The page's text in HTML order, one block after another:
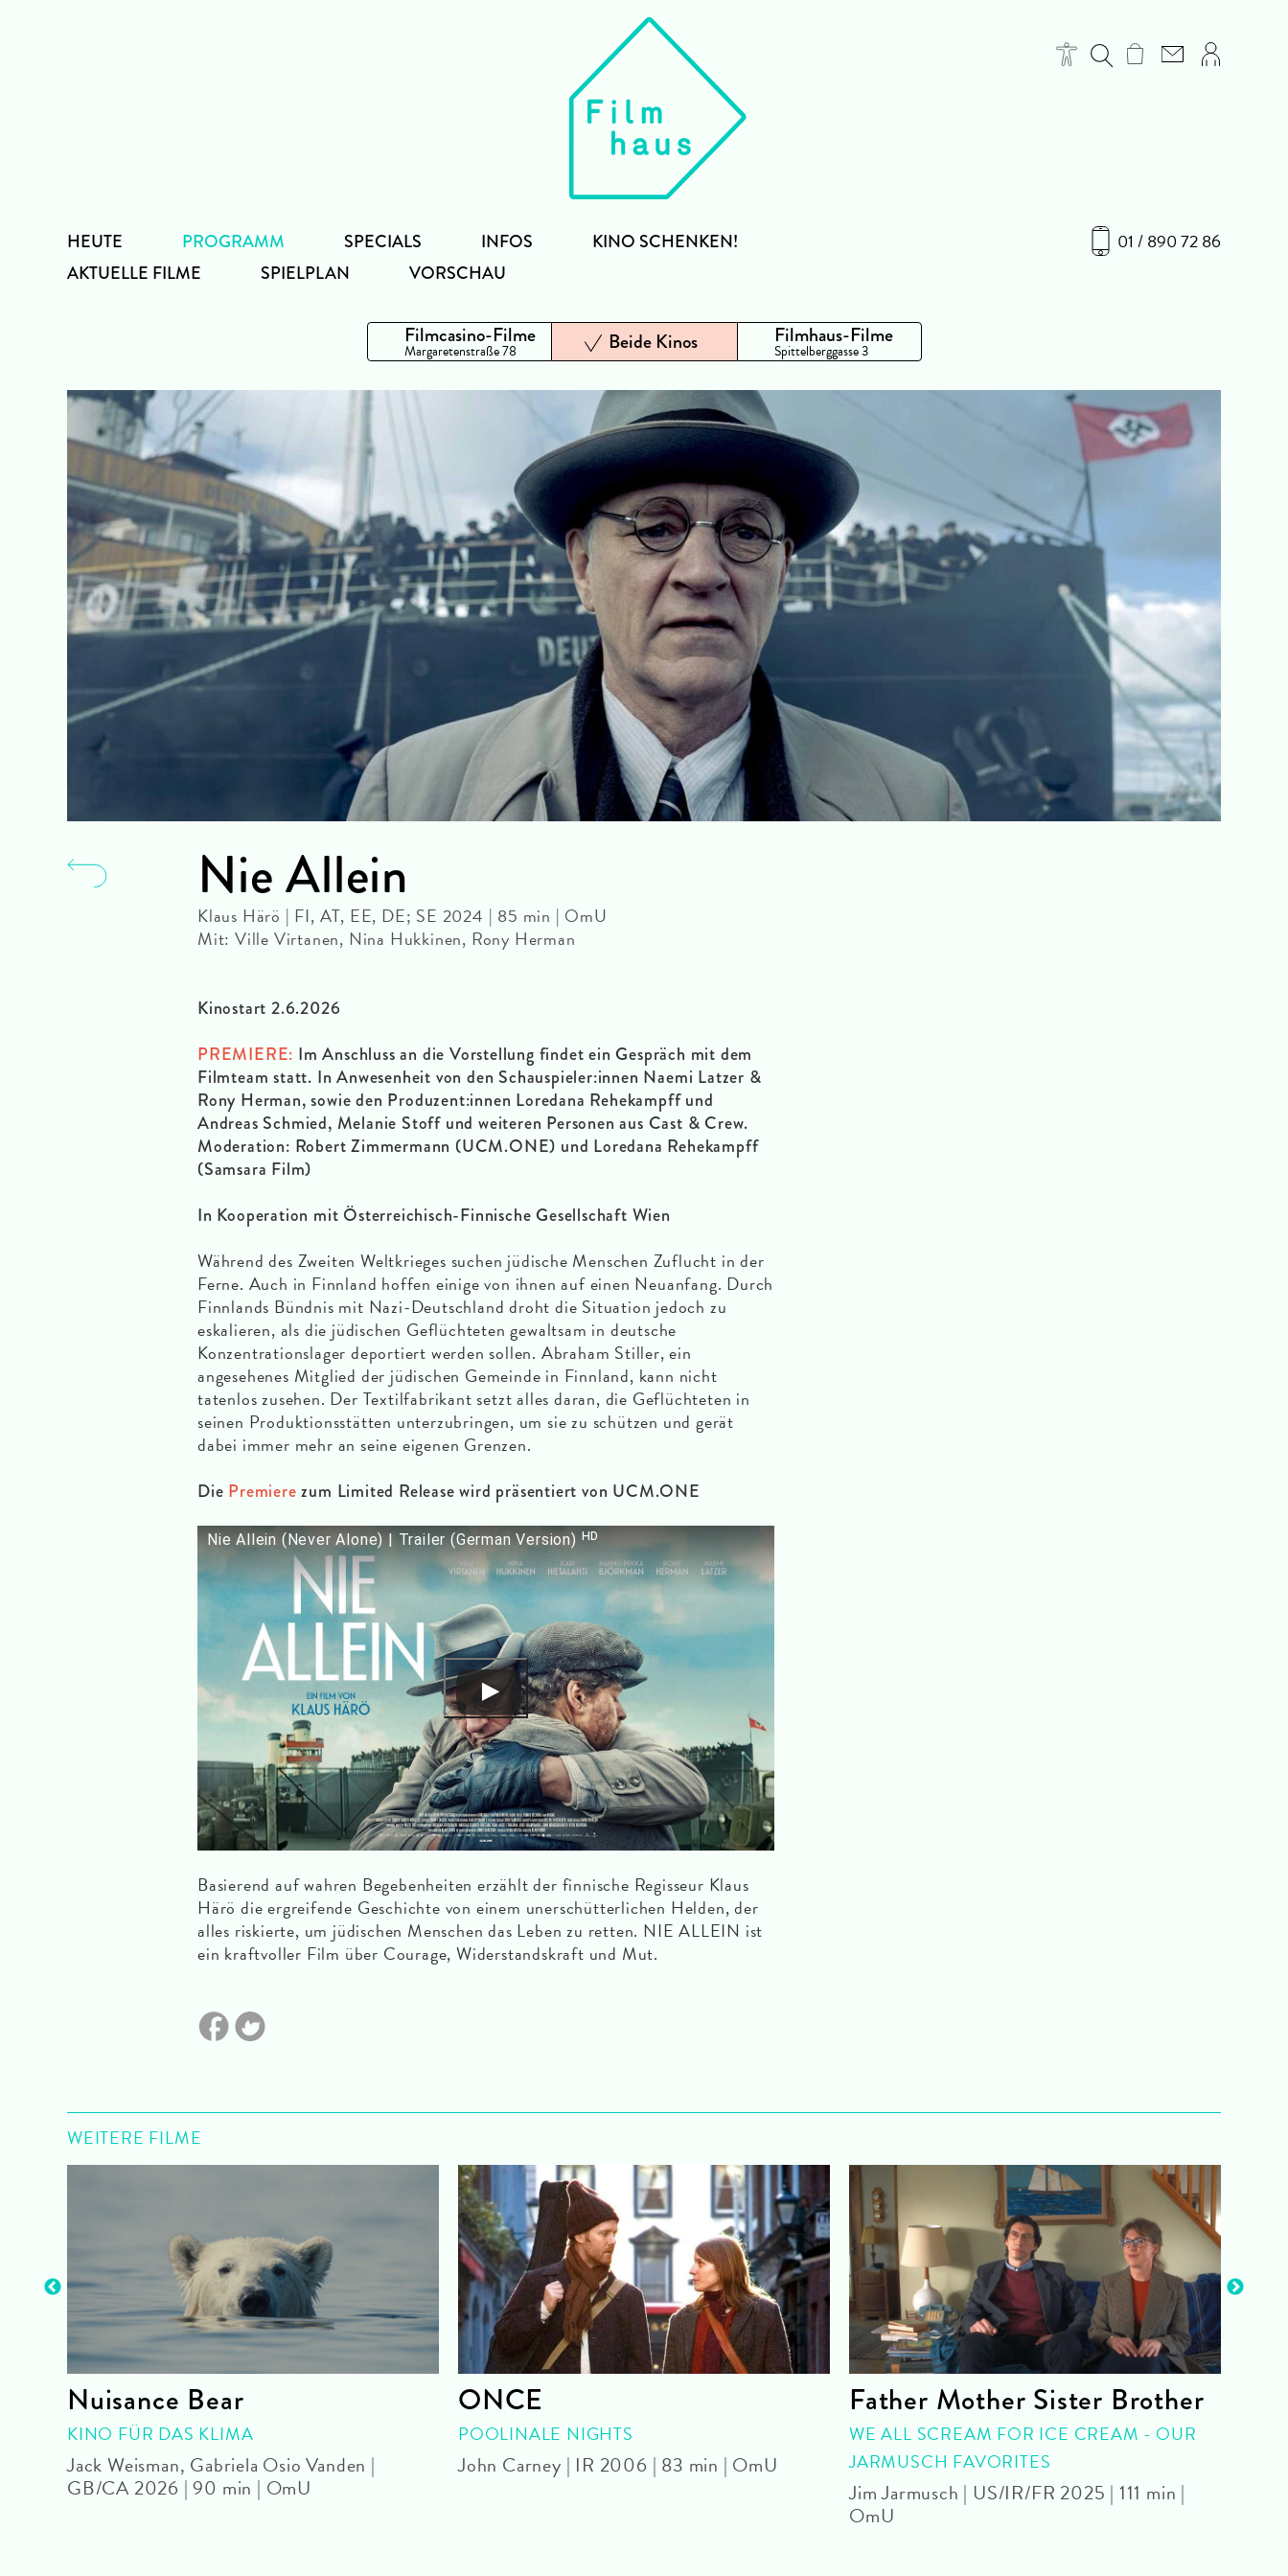
01 / 890 72 86
HEUTE
PROGRAMM
AKTUELLE FILME
SPIELPLAN VORSCHAU
SPECIALS INFOS KINO SCHENKEN!
Filmcasino-Filme
Margaretenstraße 78 Beide Kinos Filmhaus-Filme
Spittelberggasse 3
Nie Allein
Klaus Härö | FI, AT, EE, DE; SE 2024 | 85 min | OmU
Mit: Ville Virtanen, Nina Hukkinen, Rony Herman
Kinostart 2.6.2026
PREMIERE: Im Anschluss an die Vorstellung findet ein Gespräch mit dem
Filmteam statt. In Anwesenheit von den Schauspieler:innen Naemi Latzer &
Rony Herman, sowie den Produzent:innen Loredana Rehekampff und
Andreas Schmied, Melanie Stoff und weiteren Personen aus Cast & Crew.
Moderation: Robert Zimmermann (UCM.ONE) und Loredana Rehekampff
(Samsara Film)
In Kooperation mit Österreichisch-Finnische Gesellschaft Wien
Während des Zweiten Weltkrieges suchen jüdische Menschen Zuflucht in der
Ferne. Auch in Finnland hoffen einige von ihnen auf einen Neuanfang. Durch
Finnlands Bündnis mit Nazi-Deutschland droht die Situation jedoch zu
eskalieren, als die jüdischen Geflüchteten gewaltsam in deutsche
Konzentrationslager deportiert werden sollen. Abraham Stiller, ein
angesehenes Mitglied der jüdischen Gemeinde in Finnland, kann nicht
tatenlos zusehen. Der Textilfabrikant setzt alles daran, die Geflüchteten in
seinen Produktionsstätten unterzubringen, um sie zu schützen und gerät
dabei immer mehr an seine eigenen Grenzen.
Die Premierezum Limited Release wird präsentiert von UCM.ONE
Nie Allein (Never Alone) | Trailer (German Version) ᴴᴰ
Basierend auf wahren Begebenheiten erzählt der finnische Regisseur Klaus
Härö die ergreifende Geschichte von einem unerschütterlichen Helden, der
alles riskierte, um jüdischen Menschen das Leben zu retten. NIE ALLEIN ist
ein kraftvoller Film über Courage, Widerstandskraft und Mut.
WEITERE FILME
Nuisance Bear
KINO FÜR DAS KLIMA
Jack Weisman, Gabriela Osio Vanden |
GB/CA 2026 | 90 min | OmU
ONCE
POOLINALE NIGHTS
John Carney | IR 2006 | 83 min | OmU
Father Mother Sister Brother
WE ALL SCREAM FOR ICE CREAM - OUR
JARMUSCH FAVORITES
Jim Jarmusch | US/IR/FR 2025 | 111 min |
OmU